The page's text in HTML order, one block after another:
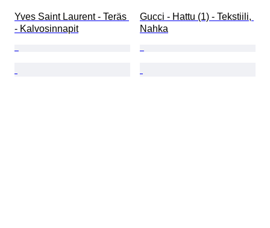
Yves Saint Laurent - Teräs
- Kalvosinnapit
Gucci - Hattu (1) - Tekstiili,
Nahka